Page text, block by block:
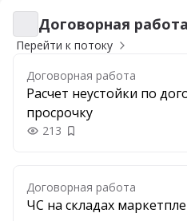
Договорная работа
Договорная работа
Перейти к потоку
Договорная работа
Расчет неустойки по
просрочку
213 Добавить в закладки
Договорная работа
ЧС на складах